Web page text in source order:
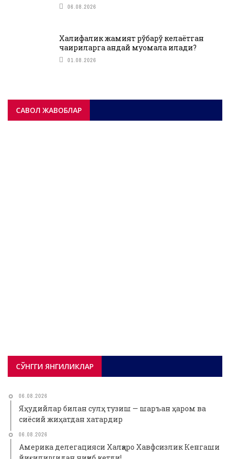
06.08.2026
Халифалик жамият рўбарў келаётган
чақириқларга қандай муомала қилади?
01.08.2026
САВОЛ ЖАВОБЛАР
СЎНГГИ ЯНГИЛИКЛАР
06.08.2026
Яҳудийлар билан сулҳ тузиш — шаръан ҳаром ва
сиёсий жиҳатдан хатардир
06.08.2026
Америка делегацияси Халқаро Хавфсизлик Кенгаши